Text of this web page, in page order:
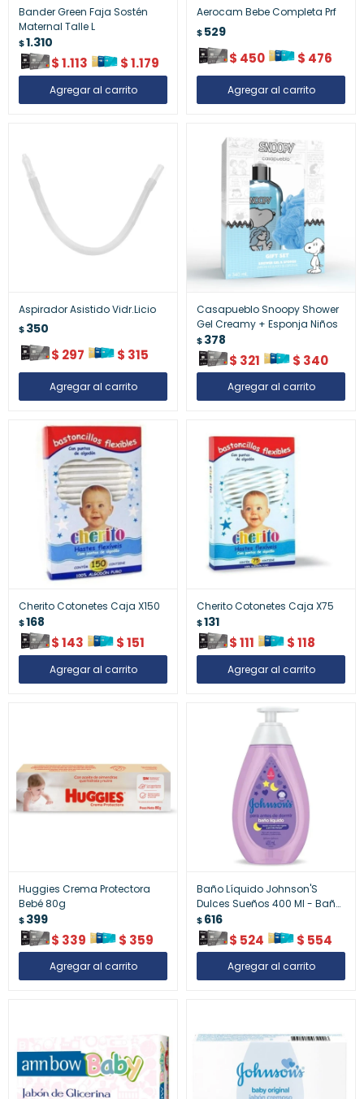
Bander Green Faja Sostén
Maternal Talle L
$1.310
$1.113 $1.179
Aerocam Bebe Completa Prf
$529
$ 450 $ 476
Aspirador Asistido Vidr.Licio
$350
$ 297 $ 315
Casapueblo Snoopy Shower
Gel Creamy + Esponja Niños
$378
$ 321 $ 340
Cherito Cotonetes Caja X150
$168
$143 $151
Cherito Cotonetes Caja X75
$131
$111 $118
Huggies Crema Protectora
Bebé 80g
$399
$ 339 $ 359
Baño Líquido Johnson'S
Dulces Sueños 400 Ml - Baño
Líquido Johnson¿S Dulces
Sueños 400 Ml
$616
$ 524 $ 554